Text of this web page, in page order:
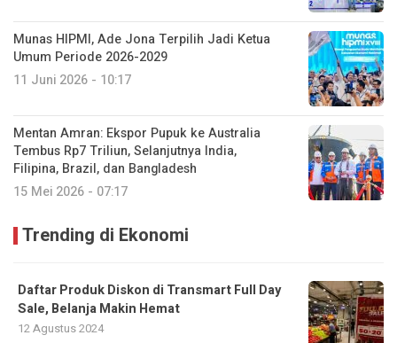
Munas HIPMI, Ade Jona Terpilih Jadi Ketua
Umum Periode 2026-2029
11 Juni 2026 - 10:17
Mentan Amran: Ekspor Pupuk ke Australia
Tembus Rp7 Triliun, Selanjutnya India,
Filipina, Brazil, dan Bangladesh
15 Mei 2026 - 07:17
Trending di Ekonomi
Daftar Produk Diskon di Transmart Full Day
Sale, Belanja Makin Hemat
12 Agustus 2024